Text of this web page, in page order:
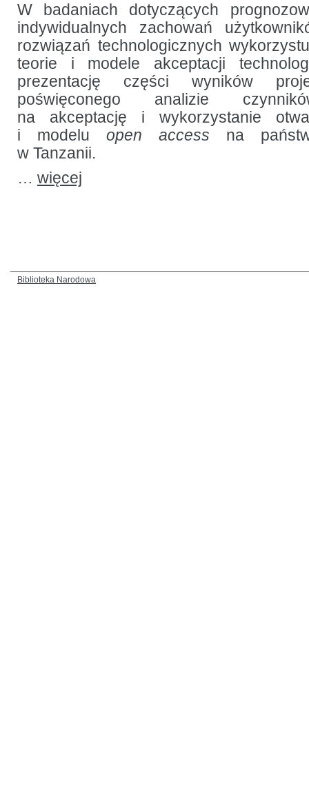
(ujednoliconej
teorii
akceptacji
technologii)
w badaniach
nad
przyjęciem
access
W badaniach dotyczących
indywidualnych zachowań
rozwiązań technologicznych
teorie i modele akceptacji
prezentację części wyników
poświęconego analizie
na akceptację i wykorzystanie
i modelu open access na
w Tanzanii.
… więcej
Biblioteka Narodowa